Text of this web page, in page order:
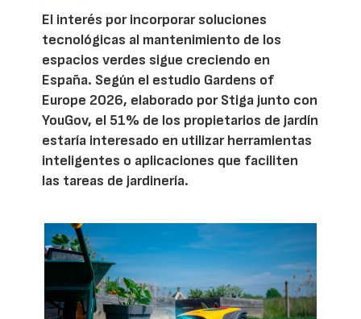
El interés por incorporar soluciones
tecnológicas al mantenimiento de los
espacios verdes sigue creciendo en
España. Según el estudio Gardens of
Europe 2026, elaborado por Stiga junto con
YouGov, el 51% de los propietarios de jardín
estaría interesado en utilizar herramientas
inteligentes o aplicaciones que faciliten
las tareas de jardinería.